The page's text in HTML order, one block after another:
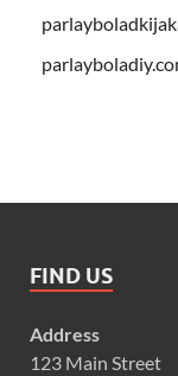
FIND US
Address
123 Main Street